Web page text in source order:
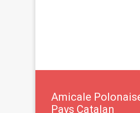
Amicale
Pays Catalan